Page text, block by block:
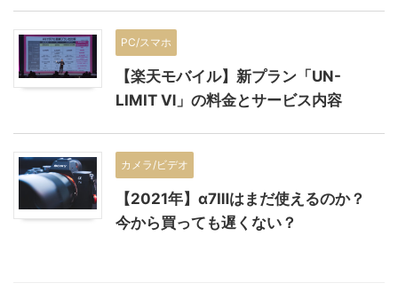
PC/スマホ
【楽天モバイル】新プラン「UN-
LIMIT Ⅵ」の料金とサービス内容
カメラ/ビデオ
【2021年】α7Ⅲはまだ使えるのか？
今から買っても遅くない？